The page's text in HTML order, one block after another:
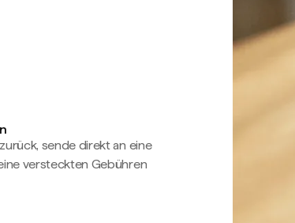
sende direkt an eine
versteckten Gebühren